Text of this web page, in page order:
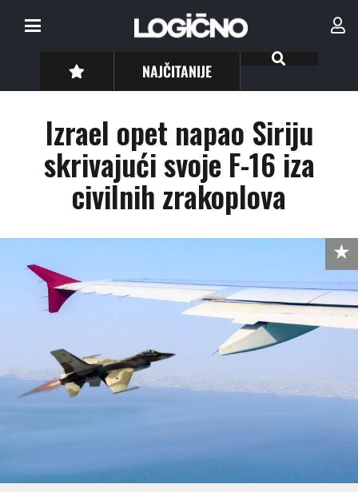
NAJČITANIJE
Izrael opet napao Siriju
skrivajući svoje F-16 iza
civilnih zrakoplova